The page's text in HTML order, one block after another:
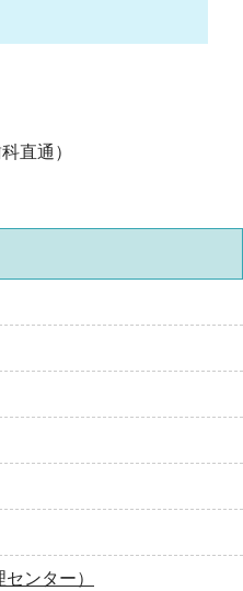
通）
ンター）